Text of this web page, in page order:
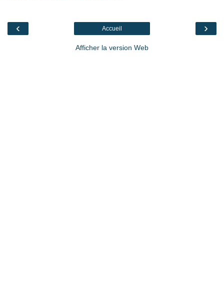
‹ ›
Accueil
Afficher la version Web